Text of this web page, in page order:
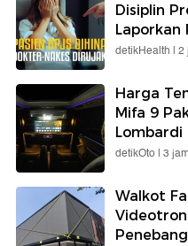
Disiplin
Laporkan
detikHealth | 2
Harga
Mifa 9
Lombardi
detikOto | 3
Walkot